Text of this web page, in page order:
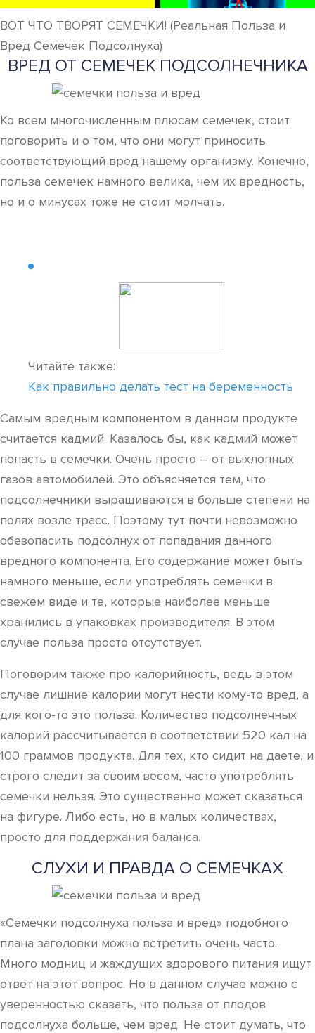
ВОТ ЧТО ТВОРЯТ СЕМЕЧКИ! (Реальная Польза и
Вред Семечек Подсолнуха)
ВРЕД ОТ СЕМЕЧЕК ПОДСОЛНЕЧНИКА
Ко всем многочисленным плюсам семечек, стоит
поговорить и о том, что они могут приносить
соответствующий вред нашему организму. Конечно,
польза семечек намного велика, чем их вредность,
но и о минусах тоже не стоит молчать.
Читайте также:
Как правильно делать тест на беременность
Самым вредным компонентом в данном продукте
считается кадмий. Казалось бы, как кадмий может
попасть в семечки. Очень просто – от выхлопных
газов автомобилей. Это объясняется тем, что
подсолнечники выращиваются в больше степени на
полях возле трасс. Поэтому тут почти невозможно
обезопасить подсолнух от попадания данного
вредного компонента. Его содержание может быть
намного меньше, если употреблять семечки в
свежем виде и те, которые наиболее меньше
хранились в упаковках производителя. В этом
случае польза просто отсутствует.
Поговорим также про калорийность, ведь в этом
случае лишние калории могут нести кому-то вред, а
для кого-то это польза. Количество подсолнечных
калорий рассчитывается в соответствии 520 кал на
100 граммов продукта. Для тех, кто сидит на даете, и
строго следит за своим весом, часто употреблять
семечки нельзя. Это существенно может сказаться
на фигуре. Либо есть, но в малых количествах,
просто для поддержания баланса.
СЛУХИ И ПРАВДА О СЕМЕЧКАХ
«Семечки подсолнуха польза и вред» подобного
плана заголовки можно встретить очень часто.
Много модниц и жаждущих здорового питания ищут
ответ на этот вопрос. Но в данном случае можно с
уверенностью сказать, что польза от плодов
подсолнуха больше, чем вред. Не стоит думать, что